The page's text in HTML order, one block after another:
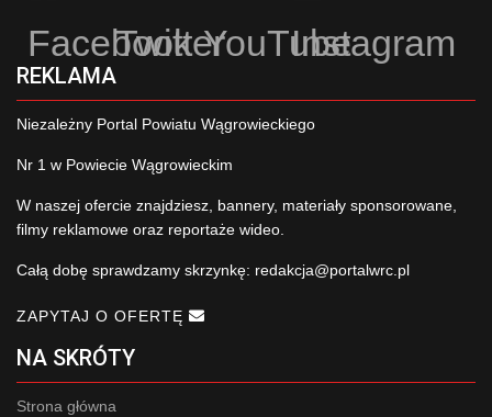
Facebook
TwitterYouTubeInstagram
REKLAMA
Niezależny Portal Powiatu Wągrowieckiego
Nr 1 w Powiecie Wągrowieckim
W naszej ofercie znajdziesz, bannery, materiały sponsorowane,
filmy reklamowe oraz reportaże wideo.
Całą dobę sprawdzamy skrzynkę: redakcja@portalwrc.pl
ZAPYTAJ O OFERTĘ
NA SKRÓTY
Strona główna